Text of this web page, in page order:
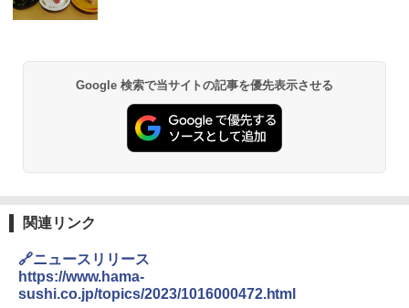
角瓶 2700ml サントリー ウイスキー ハ
イボール 大容量
￥4,939
【公式】ブタメン とんこつ味 35g×15個
| 業務用 夜食 カップラーメン ミニカップ
麺 小腹 インスタント アウトドアにも ロ
ーリングストック 大人買い おやつカン
パニー
3
￥3,475
シャープ 過熱水蒸気 オーブンレンジ 26
L コンベクション 2段調理 ホワイト RE-
SS26B-W
3
能 自動メニュー33種 簡単お手入れ ブラ
Google 検索で当サイトの記事を優先表示させる
関連リンク
🔗ニュースリリース
https://www.hama-
sushi.co.jp/topics/2023/1016000472.html